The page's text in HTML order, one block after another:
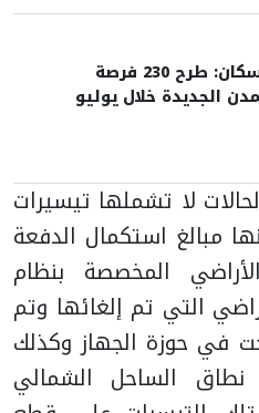
نائب وزيرة الإسكان: طرح 230 فرصة
الجديدة خلال يوليو
لا تشملها تيسيرات
مبالغ استكمال الدفعة
المخصصة بنظام
التي تم إلغائها وتم
في حوزة الجهاز وكذلك
نطاق الساحل الشمالي